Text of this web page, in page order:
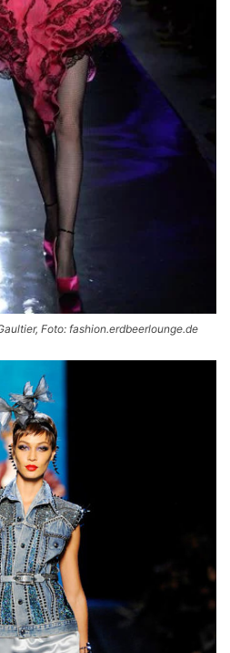
Foto: fashion.erdbeerlounge.de